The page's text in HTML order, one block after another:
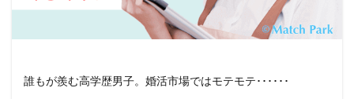
誰もが羨む高学歴男子。婚活市場ではモテモテ･･････